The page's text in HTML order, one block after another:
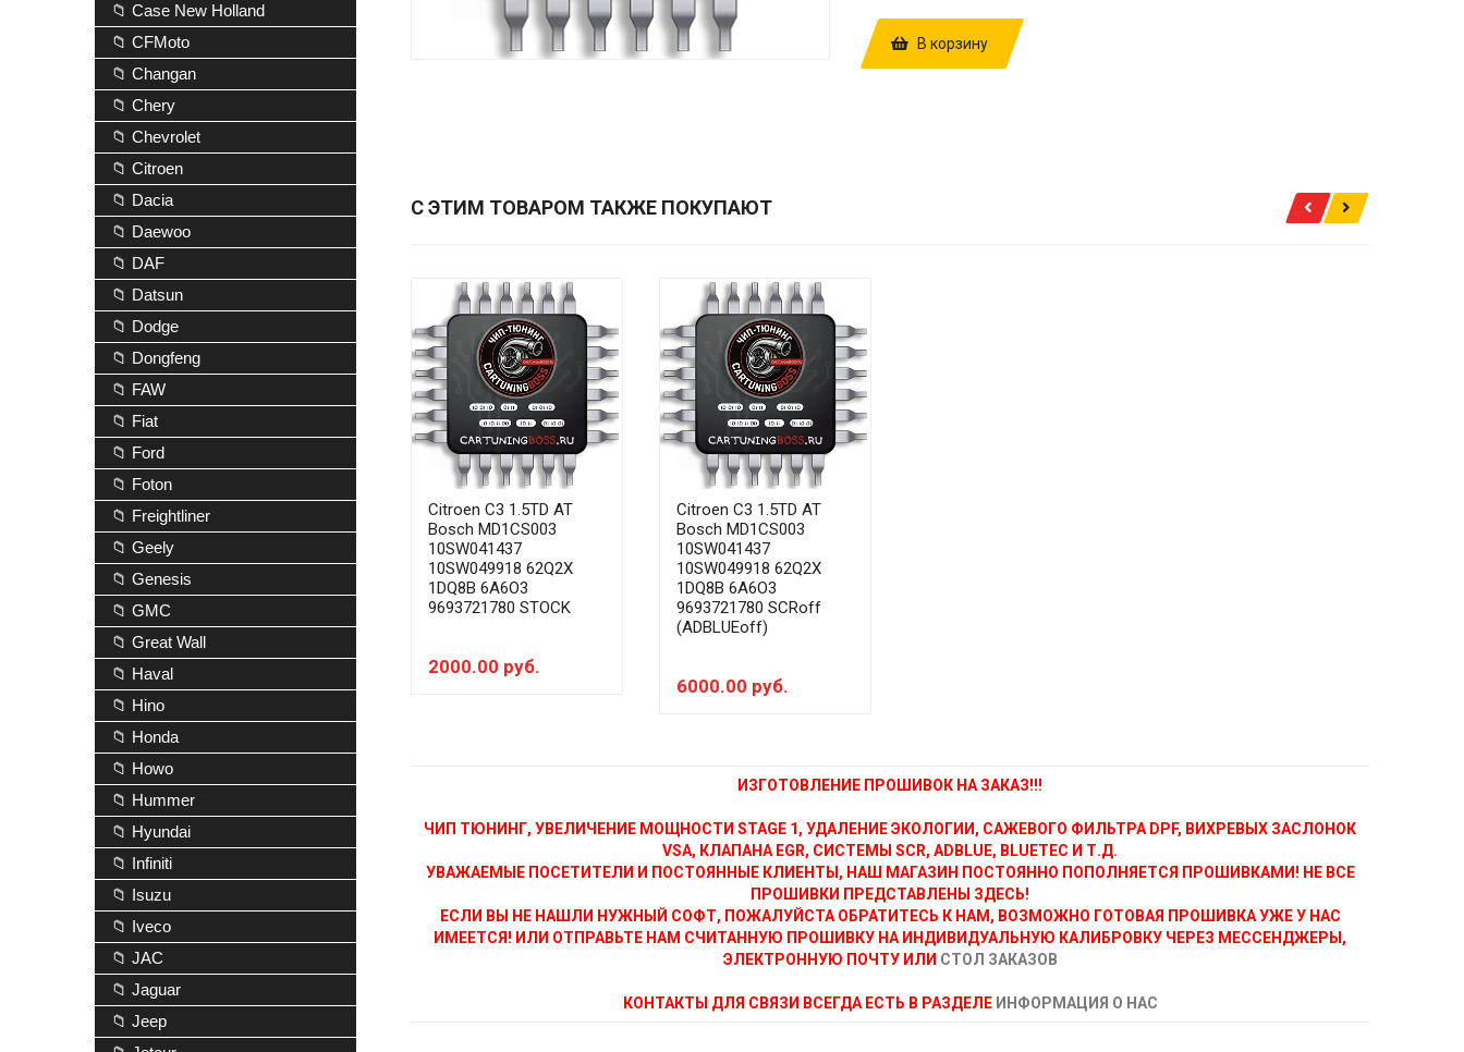
В корзину
С ЭТИМ ТОВАРОМ ТАКЖЕ ПОКУПАЮТ
Citroen C3 1.5TD AT
Bosch MD1CS003
10SW041437
10SW049918 62Q2X
1DQ8B 6A6O3
9693721780 STOCK
2000.00 руб.
Citroen C3 1.5TD AT
Bosch MD1CS003
10SW041437
10SW049918 62Q2X
1DQ8B 6A6O3
9693721780 SCRoff
(ADBLUEoff)
6000.00 руб.
ИЗГОТОВЛЕНИЕ ПРОШИВОК НА ЗАКАЗ!!!
ЧИП ТЮНИНГ, УВЕЛИЧЕНИЕ МОЩНОСТИ STAGE 1, УДАЛЕНИЕ ЭКОЛОГИИ, САЖЕВОГО ФИЛЬТРА DPF, ВИХРЕВЫХ ЗАСЛОНОК
VSA, КЛАПАНА EGR, СИСТЕМЫ SCR, ADBLUE, BLUETEC И Т.Д.
УВАЖАЕМЫЕ ПОСЕТИТЕЛИ И ПОСТОЯННЫЕ КЛИЕНТЫ, НАШ МАГАЗИН ПОСТОЯННО ПОПОЛНЯЕТСЯ ПРОШИВКАМИ! НЕ ВСЕ
ПРОШИВКИ ПРЕДСТАВЛЕНЫ ЗДЕСЬ!
ЕСЛИ ВЫ НЕ НАШЛИ НУЖНЫЙ СОФТ, ПОЖАЛУЙСТА ОБРАТИТЕСЬ К НАМ, ВОЗМОЖНО ГОТОВАЯ ПРОШИВКА УЖЕ У НАС
ИМЕЕТСЯ! ИЛИ ОТПРАВЬТЕ НАМ СЧИТАННУЮ ПРОШИВКУ НА ИНДИВИДУАЛЬНУЮ КАЛИБРОВКУ ЧЕРЕЗ МЕССЕНДЖЕРЫ,
ЭЛЕКТРОННУЮ ПОЧТУ ИЛИ СТОЛ ЗАКАЗОВ
КОНТАКТЫ ДЛЯ СВЯЗИ ВСЕГДА ЕСТЬ В РАЗДЕЛЕ ИНФОРМАЦИЯ О НАС
📁 Case New Holland
📁 CFMoto
📁 Changan
📁 Chery
📁 Chevrolet
📁 Citroen
📁 Dacia
📁 Daewoo
📁 DAF
📁 Datsun
📁 Dodge
📁 Dongfeng
📁 FAW
📁 Fiat
📁 Ford
📁 Foton
📁 Freightliner
📁 Geely
📁 Genesis
📁 GMC
📁 Great Wall
📁 Haval
📁 Hino
📁 Honda
📁 Howo
📁 Hummer
📁 Hyundai
📁 Infiniti
📁 Isuzu
📁 Iveco
📁 JAC
📁 Jaguar
📁 Jeep